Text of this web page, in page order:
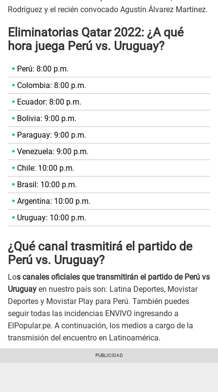
Rodríguez y el recién convocado Agustín Álvarez Martínez.
Eliminatorias Qatar 2022: ¿A qué
hora juega Perú vs. Uruguay?
Perú: 8:00 p.m.
Colombia: 8:00 p.m.
Ecuador: 8:00 p.m.
Bolivia: 9:00 p.m.
Paraguay: 9:00 p.m.
Venezuela: 9:00 p.m.
Chile: 10:00 p.m.
Brasil: 10:00 p.m.
Argentina: 10:00 p.m.
Uruguay: 10:00 p.m.
¿Qué canal trasmitirá el partido de
Perú vs. Uruguay?
Los canales oficiales que transmitirán el partido de Perú vs
Uruguay en nuestro país son: Latina Deportes, Movistar
Deportes y Movistar Play para Perú. También puedes
seguir todas las incidencias ENVIVO ingresando a
ElPopular.pe. A continuación, los medios a cargo de la
transmisión del encuentro en Latinoamérica.